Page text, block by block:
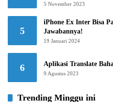
5 November 2023
5
iPhone Ex Inter Bisa
Jawabannya!
19 Januari 2024
6 Aplikasi Translate
9 Agustus 2023
Trending Minggu ini